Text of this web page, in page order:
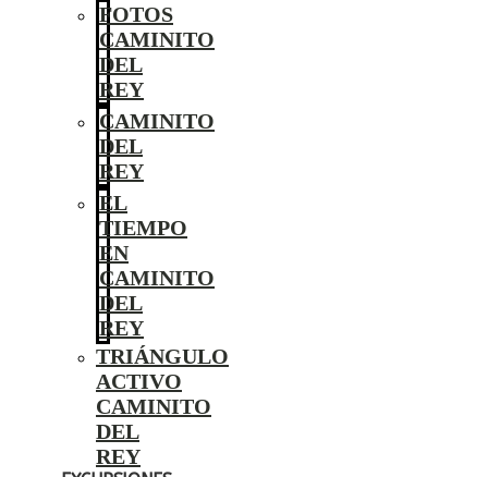
FOTOS
CAMINITO
DEL
REY
CAMINITO
DEL
REY
EL
TIEMPO
EN
CAMINITO
DEL
REY
TRIÁNGULO
ACTIVO
CAMINITO
DEL
REY